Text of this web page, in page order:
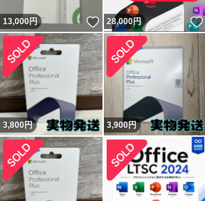
13,000円 いいね！
28,000円
3,800円 3,900円